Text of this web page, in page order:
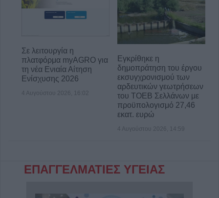
Σε λειτουργία η
πλατφόρμα myAGRO για
τη νέα Ενιαία Αίτηση
Ενίσχυσης 2026
4 Αυγούστου 2026, 16:02
Εγκρίθηκε η
δημοπράτηση του έργου
εκσυγχρονισμού των
αρδευτικών γεωτρήσεων
του ΤΟΕΒ Σελλάνων με
προϋπολογισμό 27,46
εκατ. ευρώ
4 Αυγούστου 2026, 14:59
ΕΠΑΓΓΕΛΜΑΤΙΕΣ ΥΓΕΙΑΣ